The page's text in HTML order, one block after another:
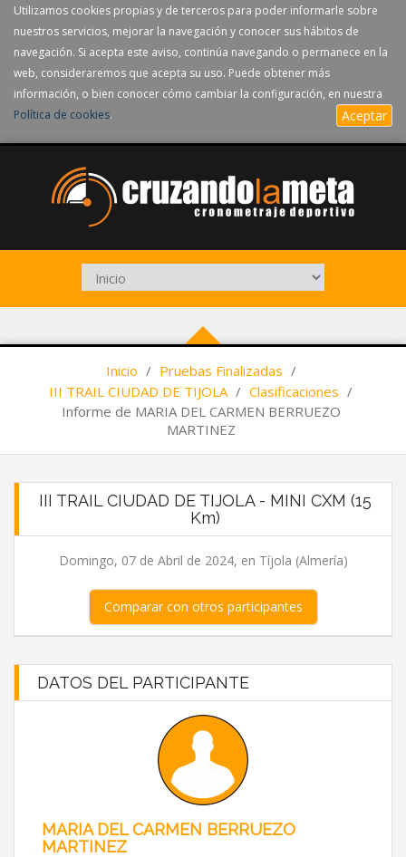
Utilizamos cookies propias y de terceros para poder informarle sobre
nuestros servicios, mejorar la navegación y conocer sus hábitos de
navegación. Si acepta este aviso, continúa navegando o permanece en la
web, consideraremos que acepta su uso. Puede obtener más
información, o bien conocer cómo cambiar la configuración, en nuestra
Política de cookies. Aceptar
Inicio / Pruebas Finalizadas /
III TRAIL CIUDAD DE TIJOLA / Clasificaciones /
Informe de MARIA DEL CARMEN BERRUEZO
MARTINEZ
III TRAIL CIUDAD DE TIJOLA - MINI CXM (15
Km)
Domingo, 07 de Abril de 2024, en Tíjola (Almería)
Comparar con otros participantes
DATOS DEL PARTICIPANTE
MARIA DEL CARMEN BERRUEZO
MARTINEZ